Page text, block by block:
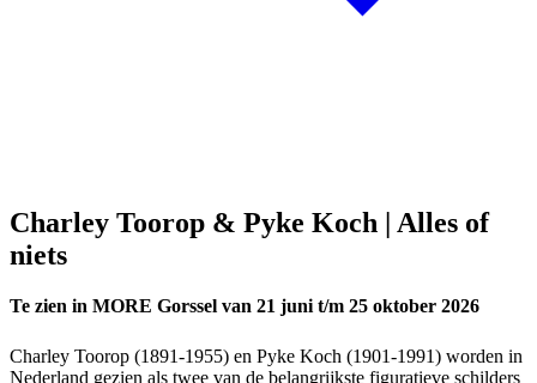
Charley Toorop & Pyke Koch | Alles of
niets
Te zien in MORE Gorssel van 21 juni t/m 25 oktober 2026
Charley Toorop (1891-1955) en Pyke Koch (1901-1991) worden in
Nederland gezien als twee van de belangrijkste figuratieve schilders